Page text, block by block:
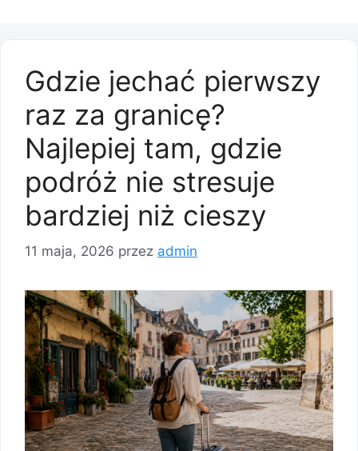
Gdzie jechać pierwszy
raz za granicę?
Najlepiej tam, gdzie
podróż nie stresuje
bardziej niż cieszy
11 maja, 2026 przez admin